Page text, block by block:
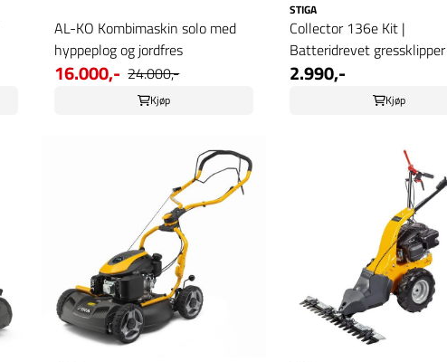
AL-KO Kombimaskin solo med
hyppeplog og jordfres
16.000,- 24.000,-
Kjøp
STIGA
Collector 136e Kit |
Batteridrevet gressklipper
2.990,-
Kjøp